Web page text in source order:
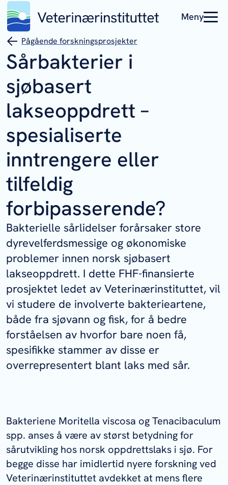
Meny
Pågående forskningsprosjekter
Sårbakterier i
sjøbasert
lakseoppdrett –
spesialiserte
inntrengere eller
tilfeldig
forbipasserende?
Bakterielle sårlidelser forårsaker store
dyrevelferdsmessige og økonomiske
problemer innen norsk sjøbasert
lakseoppdrett. I dette FHF-finansierte
prosjektet ledet av Veterinærinstituttet, vil
vi studere de involverte bakterieartene,
både fra sjøvann og fisk, for å bedre
forståelsen av hvorfor bare noen få,
spesifikke stammer av disse er
overrepresentert blant laks med sår.
Bakteriene Moritella viscosa ogTenacibaculum
spp. anses å være av størst betydning for
sårutvikling hos norsk oppdrettslaks i sjø. For
begge disse har imidlertid nyere forskning ved
Veterinærinstituttet avdekket at mens flere